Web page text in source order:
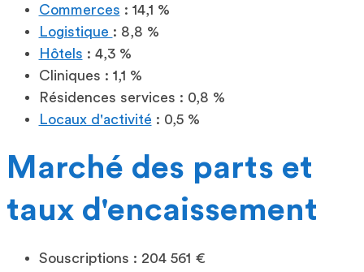
Commerces : 14,1 %
Logistique : 8,8 %
Hôtels : 4,3 %
Cliniques : 1,1 %
Résidences services : 0,8 %
Locaux d'activité : 0,5 %
Marché des parts et
taux d'encaissement
Souscriptions : 204 561 €